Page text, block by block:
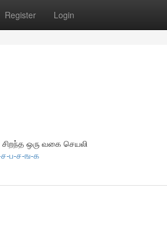
Register Login
ஒரு வகை செயலி
ச-ப-ச-ங-க